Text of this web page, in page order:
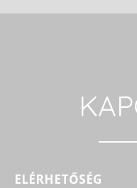
ELÉRHETŐSÉG